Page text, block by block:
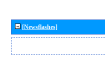
[Newsflashes]